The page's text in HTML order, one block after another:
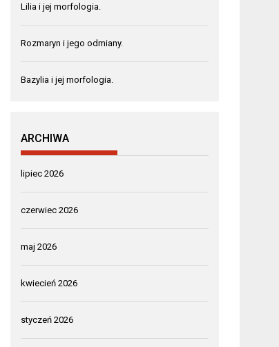
Lilia i jej morfologia.
Rozmaryn i jego odmiany.
Bazylia i jej morfologia.
ARCHIWA
lipiec 2026
czerwiec 2026
maj 2026
kwiecień 2026
styczeń 2026